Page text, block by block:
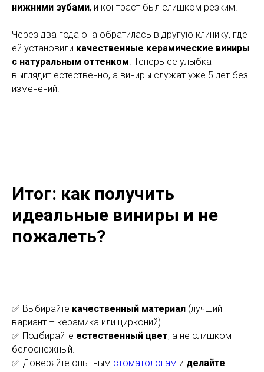
нижними зубами, и контраст был слишком резким.
Через два года она обратилась в другую клинику, где
ей установили качественные керамические виниры
с натуральным оттенком. Теперь её улыбка
выглядит естественно, а виниры служат уже 5 лет без
изменений.
Итог: как получить
идеальные виниры и не
пожалеть?
✅ Выбирайте качественный материал (лучший
вариант – керамика или цирконий).
✅ Подбирайте естественный цвет, а не слишком
белоснежный.
✅ Доверяйте опытным стоматологам и делайте